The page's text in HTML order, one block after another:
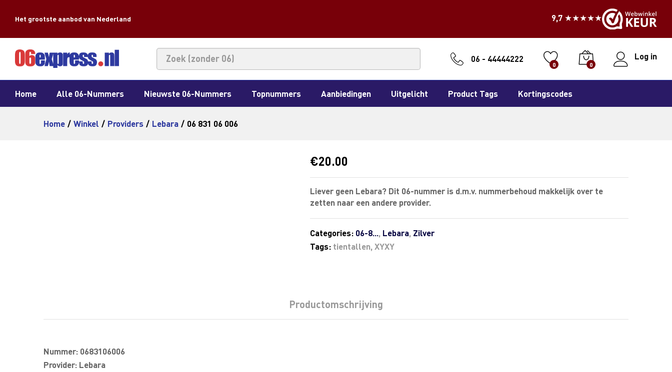
Het grootste aanbod van Nederland 9,7 ★★★★★
06 - 44444222
0 0
Log in
Home Alle 06-Nummers Nieuwste 06-Nummers Topnummers Aanbiedingen Uitgelicht Product Tags Kortingscodes
Home / Winkel / Providers / Lebara / 06 831 06 006
€20.00
Liever geen Lebara? Dit 06-nummer is d.m.v. nummerbehoud makkelijk over te
zetten naar een andere provider.
Categories: 06-8..., Lebara, Zilver
Tags: tientallen,XYXY
Productomschrijving
Nummer: 0683106006
Provider: Lebara